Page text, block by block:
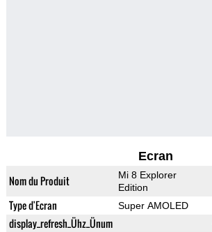
Ecran
Nom du Produit
Mi 8 Explorer
Edition
Type d'Ecran Super AMOLED
display_refresh_Ühz_Ünum